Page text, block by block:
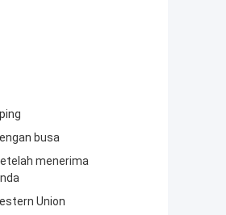
busa
menerima
Union